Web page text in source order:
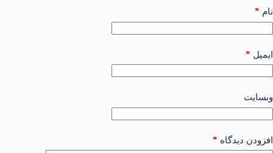
نام *
ایمیل *
وبسایت
افزودن دیدگاه *